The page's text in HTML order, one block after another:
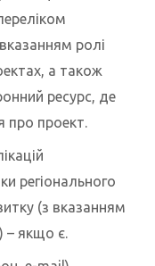
ролі
а також
ресурс, де
про проект.
регіонального
(з вказанням
– якщо є.